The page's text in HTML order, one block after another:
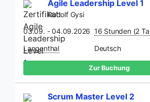
Agile Leadership Level 1
Rudolf Gysi
03.09. - 04.09.2026 16 Stunden (2
Langenthal Deutsch
Zur Buchung
Scrum Master Level 2